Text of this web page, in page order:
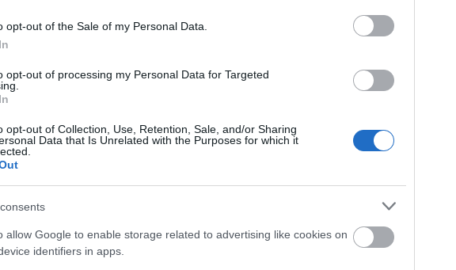
opt-out of the Sale of my Personal Data.
opt-out of processing my Personal Data for Targeted
opt-out of Collection, Use, Retention, Sale, and/or Sharing
Data that Is Unrelated with the Purposes for which it
allow Google to enable storage related to advertising like cookies on
identifiers in apps.
neurodivergencia Dr. Czirmai Ildikó
abban hiszünk,
különbözőség!
Györgyi Turbuk
Zsófia! Te nem
véletlenül? Biztos,
gyerkőcöd volt aki
19:05) Életképek az
Címkék
adhd
auDHDnapló